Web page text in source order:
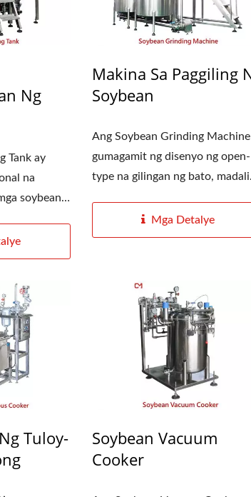
Ng
Tank ay
na
soybeans
Makina Sa Paggiling
Soybean
Ang Soybean Grinding
gumagamit ng disenyo ng open-
type na gilingan ng bato,
Mga Detalye
Tuloy-
Soybean Vacuum
Cooker